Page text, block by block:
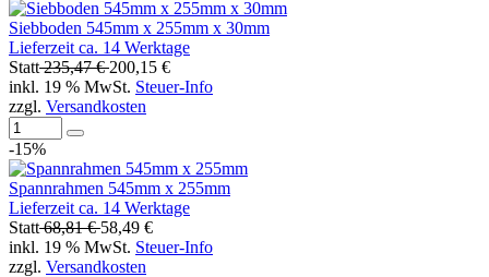
Siebboden 545mm x 255mm x 30mm
Lieferzeit ca. 14 Werktage
Statt235,47 €200,15 €
inkl. 19 % MwSt. Steuer-Info
zzgl. Versandkosten
-15%
Spannrahmen 545mm x 255mm
Lieferzeit ca. 14 Werktage
Statt68,81 €58,49 €
inkl. 19 % MwSt. Steuer-Info
zzgl. Versandkosten